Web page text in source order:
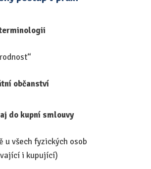
občanství
do kupní smlouvy
u všech fyzických osob
i kupující)